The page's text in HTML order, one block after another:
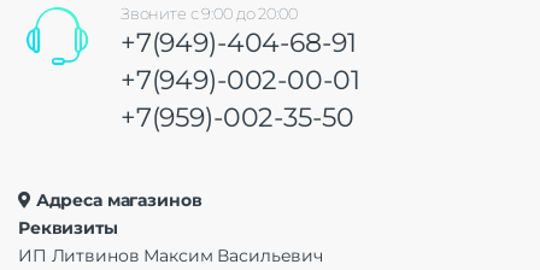
Звоните с 9:00 до 20:00
+7(949)-404-68-91
+7(949)-002-00-01
+7(959)-002-35-50
Адреса магазинов
Реквизиты
ИП Литвинов Максим Васильевич